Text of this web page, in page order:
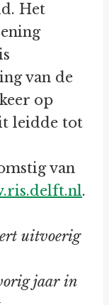
Het
van de
op
leidde tot
van
.
uitvoerig
jaar in